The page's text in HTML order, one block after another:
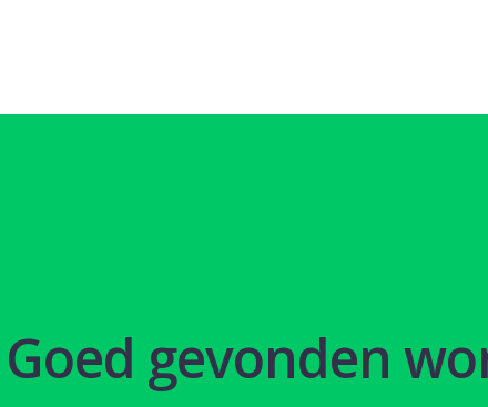
Goed gevonden